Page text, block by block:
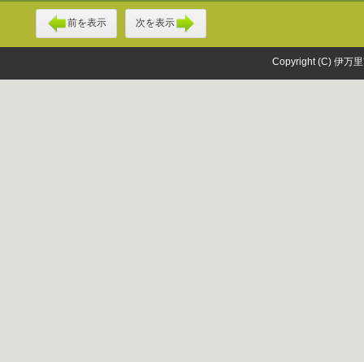
前を表示 次を表示
Copyright (C) 伊万